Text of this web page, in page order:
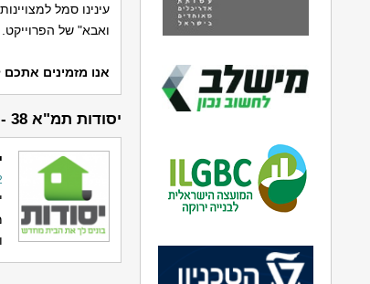
עינינו סמל
ואבא" של הפרוייקט.
אנו מזמינים
יסודות תמ"א 38 - מוצרים ושירותים